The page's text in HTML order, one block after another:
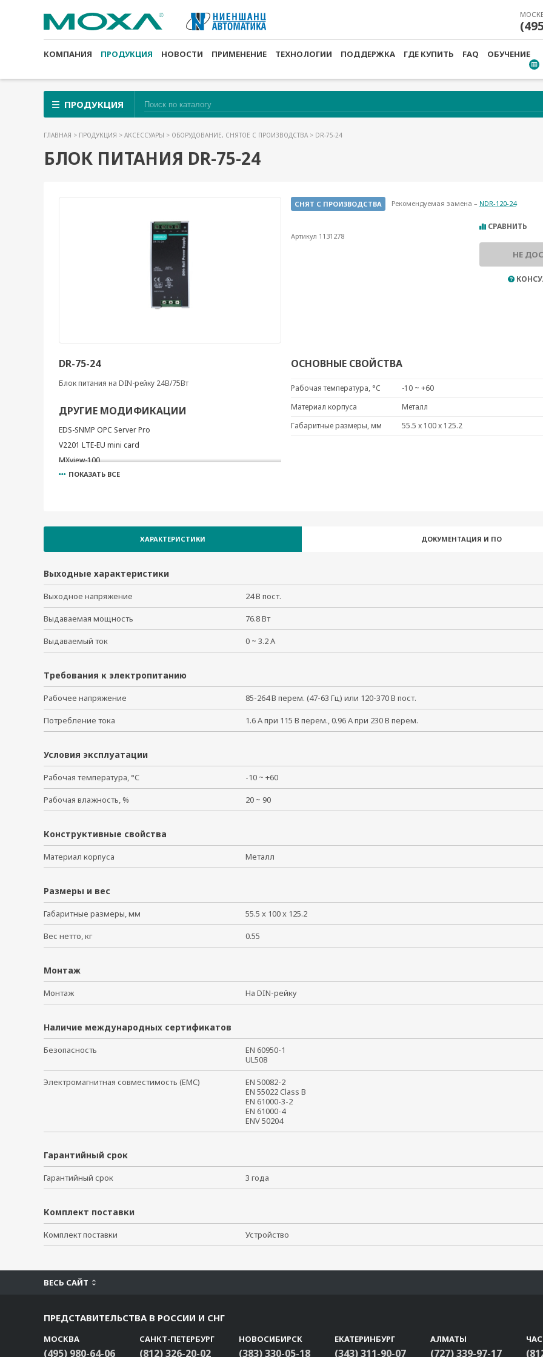
КОМПАНИЯ ПРОДУКЦИЯ НОВОСТИ ПРИМЕНЕНИЕ ТЕХНОЛОГИИ ПОДДЕРЖКА ГДЕ КУПИТЬ FAQ
ОБУЧЕНИЕ
ПРОДУКЦИЯ
ГЛАВНАЯ > ПРОДУКЦИЯ > АКСЕССУАРЫ > ОБОРУДОВАНИЕ, СНЯТОЕ С ПРОИЗВОДСТВА > DR-75-24
БЛОК ПИТАНИЯ DR-75-24
СНЯТ С ПРОИЗВОДСТВА Рекомендуемая замена – NDR-120-24
Артикул 1131278
СРАВНИТЬ
НЕ
DR-75-24
Блок питания на DIN-рейку 24В/75Вт
ДРУГИЕ МОДИФИКАЦИИ
EDS-SNMP OPC Server Pro
V2201 LTE-EU mini card
MXview-100
M-1801
CBL-M25F25-2M-10C
MXview-1000
PWR-12050-WPEU-S2
MXview Upgrade-50
DR-120-24
DR-120-48
DR-75-48
LB-RJ4510P-RS232
PWR-G7000-AC
A-CRF-RFQMAM-R2-50
CBL-PJ21NOPEN-BK-30
A-CRF-QMAMSF-R2-50
A-PLG-WPF9-IP67-01
CBL-RG58AUBNCMF9-150
A-CRF-RFRM-S1-060
ПОКАЗАТЬ ВСЕ
ОСНОВНЫЕ СВОЙСТВА
Рабочая температура, °C
-10 ~ +60
Материал корпуса
Металл
Габаритные размеры, мм
55.5 x 100 x 125.2
ХАРАКТЕРИСТИКИ ДОКУМЕНТАЦИЯ И ПО
Выходные характеристики
Выходное напряжение 24 В пост.
Выдаваемая мощность 76.8 Вт
Выдаваемый ток 0 ~ 3.2 А
Требования к электропитанию
Рабочее напряжение 85-264 В перем. (47-63 Гц) или 120-370 В пост.
Потребление тока 1.6 А при 115 В перем., 0.96 А при 230 В перем.
Условия эксплуатации
Рабочая температура, °C -10 ~ +60
Рабочая влажность, % 20 ~ 90
Конструктивные свойства
Материал корпуса Металл
Размеры и вес
Габаритные размеры, мм 55.5 x 100 x 125.2
Вес нетто, кг 0.55
Монтаж
Монтаж На DIN-рейку
Наличие международных сертификатов
Безопасность
EN 60950-1
UL508
Электромагнитная совместимость (EMC)
EN 50082-2
EN 55022 Class B
EN 61000-3-2
EN 61000-4
ENV 50204
Гарантийный срок
Гарантийный срок 3 года
Комплект поставки
Комплект поставки Устройство
ВЕСЬ САЙТ
ПРЕДСТАВИТЕЛЬСТВА В РОССИИ И СНГ
МОСКВА
(495) 980-64-06
САНКТ-ПЕТЕРБУРГ
(812) 326-20-02
НОВОСИБИРСК
(383) 330-05-18
ЕКАТЕРИНБУРГ
(343) 311-90-07
АЛМАТЫ
(727) 339-97-17